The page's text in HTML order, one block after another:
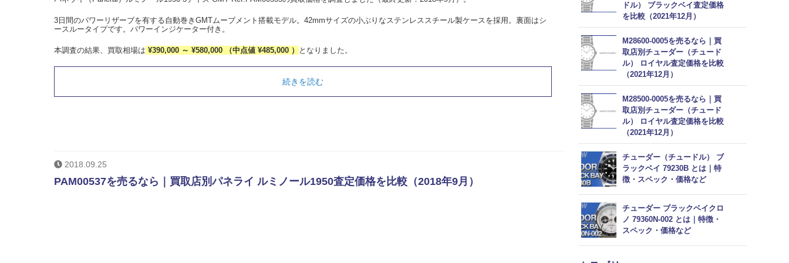
3日間のパワーリザーブを有する自動巻きGMTムーブメント搭載モデル。42mmサイズの小ぶりなステンレススチール製ケースを採用。裏面はシ
ースルータイプです。パワーインジケーター付き。
本調査の結果、買取相場は ¥390,000 ～ ¥580,000 （中点値 ¥485,000 ） となりました。
続きを読む
2018.09.25
PAM00537を売るなら｜買取店別パネライ ルミノール1950査定価格を比較（2018年9月）
ドル） ブラックベイ査定価格
を比較（2021年12月）
M28600-0005を売るなら｜買
取店別チューダー（チュード
ル） ロイヤル査定価格を比較
（2021年12月）
M28500-0005を売るなら｜買
取店別チューダー（チュード
ル） ロイヤル査定価格を比較
（2021年12月）
チューダー（チュードル） ブ
ラックベイ 79230B とは｜特
徴・スペック・価格など
チューダー ブラックベイクロ
ノ 79360N-002 とは｜特徴・
スペック・価格など